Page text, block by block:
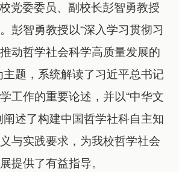
党委委员、副校长彭智勇教授
彭智勇教授以“深入学习贯彻习
动哲学社会科学高质量发展的
主题，系统解读了习近平总书记
工作的重要论述，并以“中华文
阐述了构建中国哲学社科自主知
与实践要求，为我校哲学社会
提供了有益指导。